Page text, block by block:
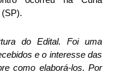
do Edital. Foi uma
e o interesse das
como elaborá-los. Por